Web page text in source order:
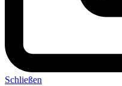
Schließen